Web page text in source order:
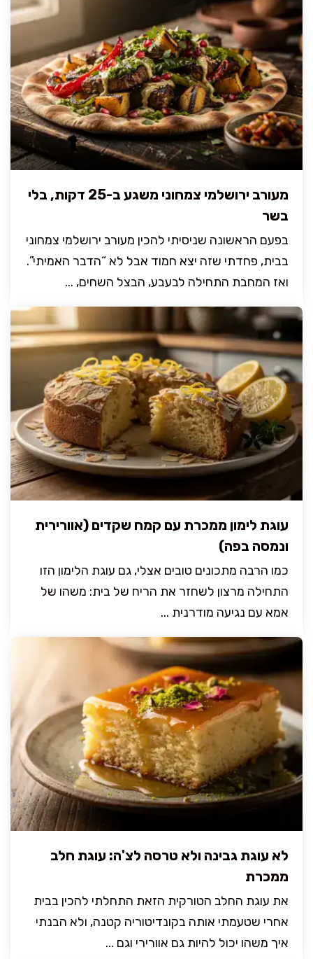
מעורב ירושלמי צמחוני משגע ב-25 דקות, בלי
בשר
בפעם הראשונה שניסיתי להכין מעורב ירושלמי צמחוני
בבית, פחדתי שזה יצא חמוד אבל לא “הדבר האמיתי”.
ואז המחבת התחילה לבעבע, הבצל השחים, ...
עוגת לימון ממכרת עם קמח שקדים (אוורירית
ונמסה בפה)
כמו הרבה מתכונים טובים אצלי, גם עוגת הלימון הזו
התחילה מרצון לשחזר את הריח של בית: משהו של
אמא עם נגיעה מודרנית ...
לא עוגת גבינה ולא טרסה לצ'ה: עוגת חלב
ממכרת
את עוגת החלב הטורקית הזאת התחלתי להכין בבית
אחרי שטעמתי אותה בקונדיטוריה קטנה, ולא הבנתי
איך משהו יכול להיות גם אוורירי וגם ...